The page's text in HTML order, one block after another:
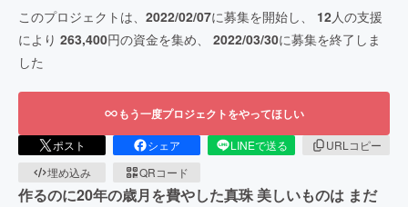
このプロジェクトは、 2022/02/07に募集を開始し、 12人の支援
により 263,400円の資金を集め、 2022/03/30に募集を終了しま
した
もう一度プロジェクトをやってほしい
ポスト シェア LINEで送る
URLコピー
埋め込み
QRコード
作るのに20年の歳月を費やした真珠 美しいものは まだ